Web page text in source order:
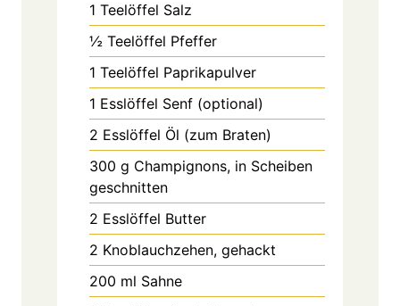
1 Teelöffel Salz
½ Teelöffel Pfeffer
1 Teelöffel Paprikapulver
1 Esslöffel Senf (optional)
2 Esslöffel Öl (zum Braten)
300 g Champignons, in Scheiben
geschnitten
2 Esslöffel Butter
2 Knoblauchzehen, gehackt
200 ml Sahne